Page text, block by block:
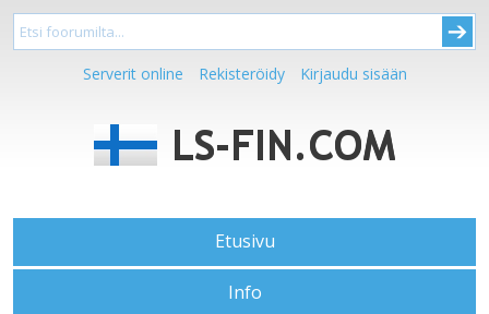
Serverit online Rekisteröidy Kirjaudu sisään
Etusivu
Info